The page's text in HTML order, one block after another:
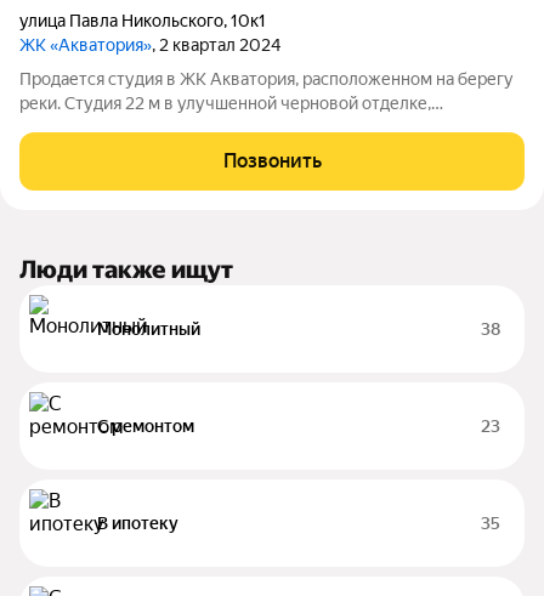
улица Павла Никольского,10к1
ЖК «Акватория», 2 квартал 2024
Продается студия в ЖК Акватория, расположенном на берегу
реки. Студия 22 м в улучшенной черновой отделке,
пространство для воплощения ваших идей дизайна. Удобная
планировка, функциональное
Позвонить
Люди также ищут
Монолитный 38
С ремонтом 23
В ипотеку 35